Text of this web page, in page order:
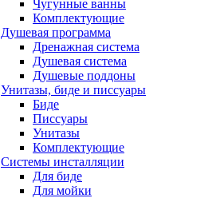
Чугунные ванны
Комплектующие
Душевая программа
Дренажная система
Душевая система
Душевые поддоны
Унитазы, биде и писсуары
Биде
Писсуары
Унитазы
Комплектующие
Системы инсталляции
Для биде
Для мойки